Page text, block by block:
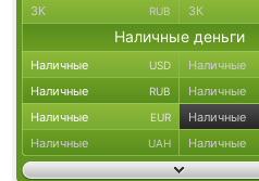
ЗК RUB ЗК
Наличные деньги
Наличные USD Наличные
Наличные RUB Наличные
Наличные EUR Наличные
Наличные UAH Наличные